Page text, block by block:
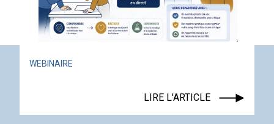
WEBINAIRE
LIRE L'ARTICLE